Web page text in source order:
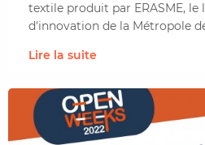
textile produit par ERASME, le
d'innovation de la Métropole
Lire la suite